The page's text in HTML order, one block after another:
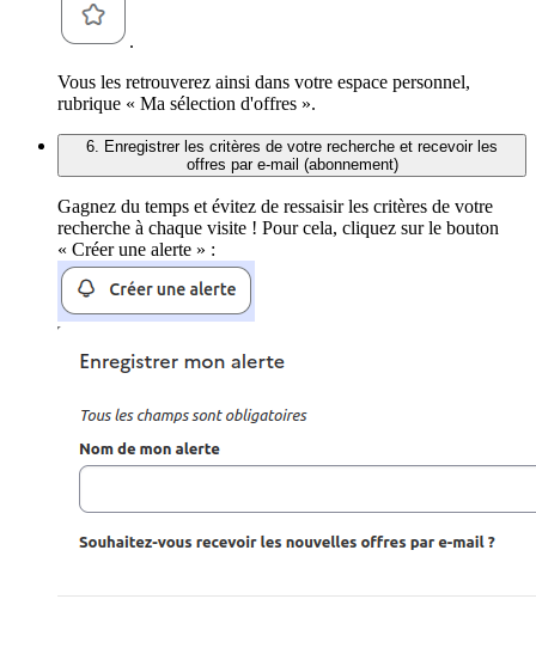
.
Vous les retrouverez ainsi dans votre espace personnel,
rubrique « Ma sélection d'offres ».
6. Enregistrer les critères de votre recherche et recevoir les
offres par e-mail (abonnement)
Gagnez du temps et évitez de ressaisir les critères de votre
recherche à chaque visite ! Pour cela, cliquez sur le bouton
« Créer une alerte » :